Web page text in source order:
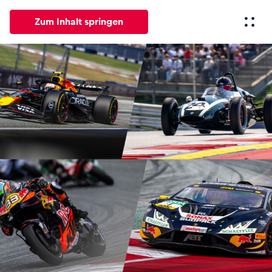
Zum Inhalt springen
Alle News Events Erlebnisse Seiten
News
Alle anzeigen
Events
Alle anzeigen